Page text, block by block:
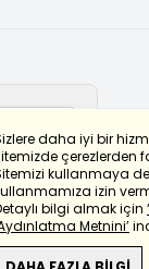
daha iyi bir
çerezlerden
kullanmaya
izin
bilgi almak için
Metnini’
kullanılmıştır.